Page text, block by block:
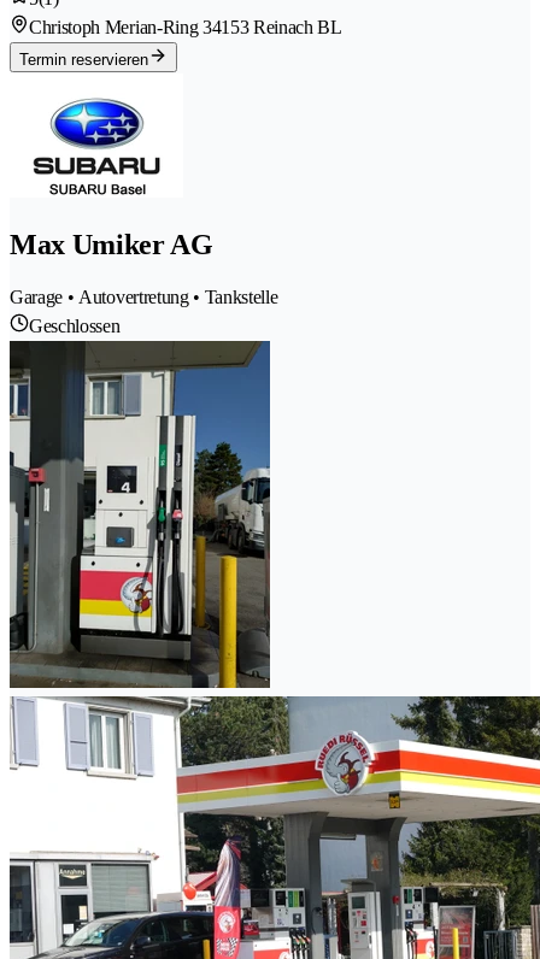
Christoph Merian-Ring 34153 Reinach BL
Termin reservieren
Max Umiker AG
Garage • Autovertretung • Tankstelle
Geschlossen